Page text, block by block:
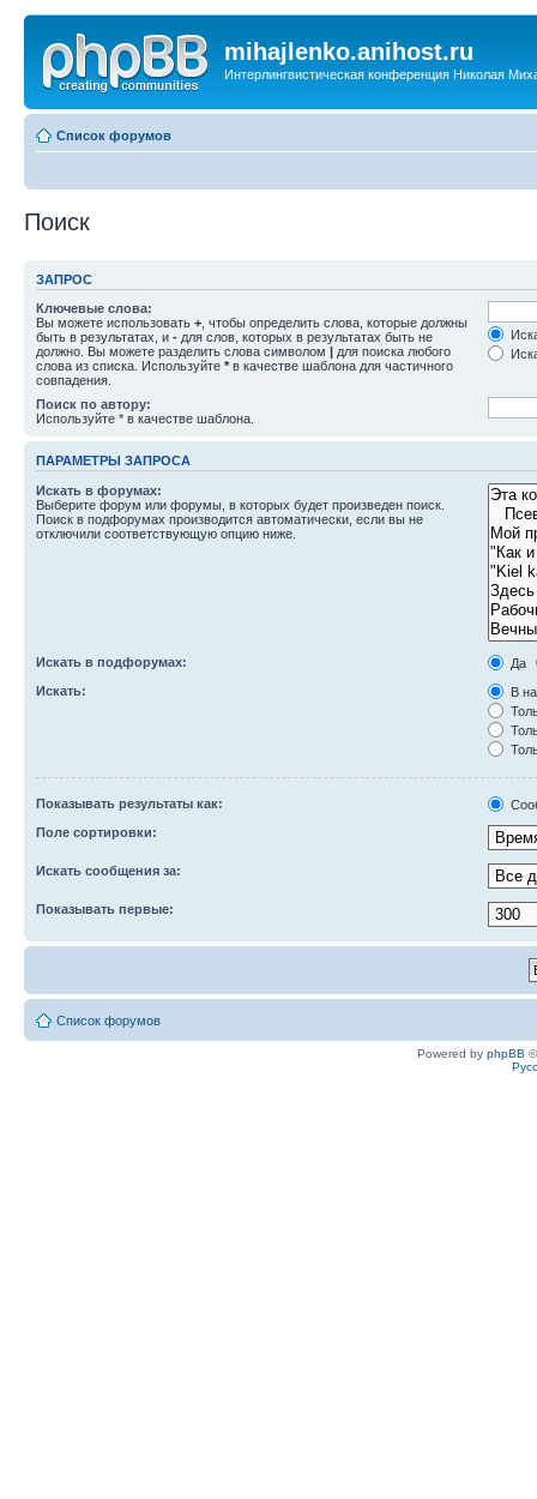
mihajlenko.anihost.ru
Интерлингвистическая конференция Николая
Список форумов
Поиск
ЗАПРОС
Ключевые слова:
Вы можете использовать + , чтобы определить слова, которые должны
быть в результатах, и - для слов, которых в результатах быть не
должно. Вы можете разделить слова символом | для поиска любого
слова из списка. Используйте * в качестве шаблона для частичного
совпадения.
Поиск по автору:
Используйте * в качестве шаблона.
ПАРАМЕТРЫ ЗАПРОСА
Искать в форумах:
Выберите форум или форумы, в которых будет произведен поиск.
Поиск в подфорумах производится автоматически, если вы не
отключили соответствующую опцию ниже.
Искать в подфорумах:
Да
Искать:
В
Показывать результаты как:
Поле сортировки:
Искать сообщения за:
Показывать первые:
Список форумов
Powered by phpBB